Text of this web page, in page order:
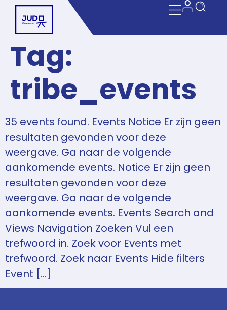
Tag:
tribe_events
35 events found. Events Notice Er zijn geen
resultaten gevonden voor deze
weergave. Ga naar de volgende
aankomende events. Notice Er zijn geen
resultaten gevonden voor deze
weergave. Ga naar de volgende
aankomende events. Events Search and
Views Navigation Zoeken Vul een
trefwoord in. Zoek voor Events met
trefwoord. Zoek naar Events Hide filters
Event […]